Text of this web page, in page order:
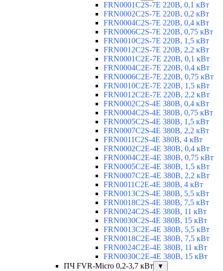
FRN0001C2S-7E 220В, 0,1 кВт
FRN0002C2S-7E 220В, 0,2 кВт
FRN0004C2S-7E 220В, 0,4 кВт
FRN0006C2S-7E 220В, 0,75 кВт
FRN0010C2S-7E 220В, 1,5 кВт
FRN0012C2S-7E 220В, 2,2 кВт
FRN0001C2E-7E 220В, 0,1 кВт
FRN0004C2E-7E 220В, 0,4 кВт
FRN0006C2E-7E 220В, 0,75 кВт
FRN0010C2E-7E 220В, 1,5 кВт
FRN0012C2E-7E 220В, 2,2 кВт
FRN0002C2S-4E 380В, 0,4 кВт
FRN0004C2S-4E 380В, 0,75 кВт
FRN0005C2S-4E 380В, 1,5 кВт
FRN0007C2S-4E 380В, 2,2 кВт
FRN0011C2S-4E 380В, 4 кВт
FRN0002C2E-4E 380В, 0,4 кВт
FRN0004C2E-4E 380В, 0,75 кВт
FRN0005C2E-4E 380В, 1,5 кВт
FRN0007C2E-4E 380В, 2,2 кВт
FRN0011C2E-4E 380В, 4 кВт
FRN0013C2S-4E 380В, 5,5 кВт
FRN0018C2S-4E 380В, 7,5 кВт
FRN0024C2S-4E 380В, 11 кВт
FRN0030C2S-4E 380В, 15 кВт
FRN0013C2E-4E 380В, 5,5 кВт
FRN0018C2E-4E 380В, 7,5 кВт
FRN0024C2E-4E 380В, 11 кВт
FRN0030C2E-4E 380В, 15 кВт
ПЧ FVR-Micro 0,2-3,7 кВт
▼